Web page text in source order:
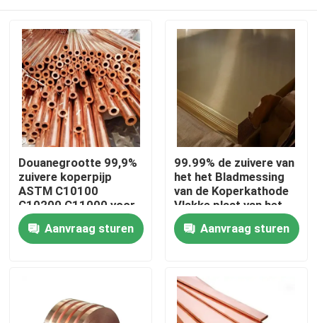
Huis
Producten
Fabriekstocht
Douanegrootte 99,9%
zuivere koperpijp
ASTM C10100
C10200 C11000 voor
de industrie
Aanvraag sturen
99.99% de zuivere van
het het Bladmessing
van de Koperkathode
Vlakke plaat van het
Bladc10100 C10200
C11000 C10300 T2
Aanvraag sturen